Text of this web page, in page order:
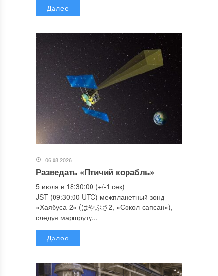
Далее
06.08.2026
Разведать «Птичий корабль»
5 июля в 18:30:00 (+/-1 сек)
JST (09:30:00 UTC) межпланетный зонд
«Хаябуса-2» (はやぶさ2, «Сокол-сапсан»),
следуя маршруту...
Далее